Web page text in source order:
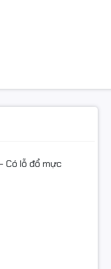
Có lỗ đổ mực